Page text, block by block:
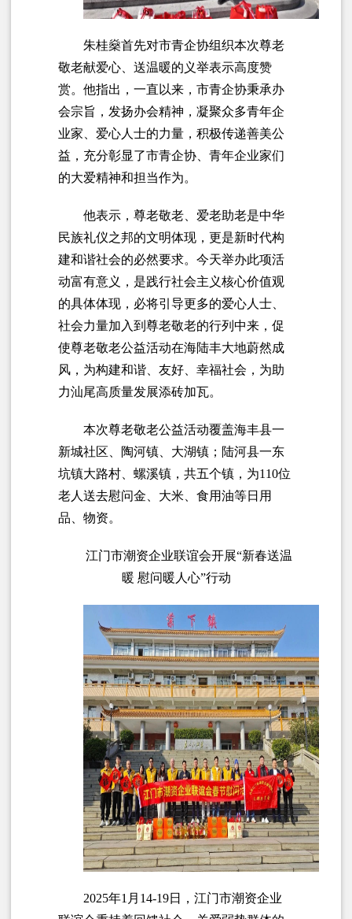
朱桂燊首先对市青企协组织本次尊老
敬老献爱心、送温暖的义举表示高度赞
赏。他指出，一直以来，市青企协秉承办
会宗旨，发扬办会精神，凝聚众多青年企
业家、爱心人士的力量，积极传递善美公
益，充分彰显了市青企协、青年企业家们
的大爱精神和担当作为。
他表示，尊老敬老、爱老助老是中华
民族礼仪之邦的文明体现，更是新时代构
建和谐社会的必然要求。今天举办此项活
动富有意义，是践行社会主义核心价值观
的具体体现，必将引导更多的爱心人士、
社会力量加入到尊老敬老的行列中来，促
使尊老敬老公益活动在海陆丰大地蔚然成
风，为构建和谐、友好、幸福社会，为助
力汕尾高质量发展添砖加瓦。
本次尊老敬老公益活动覆盖海丰县一
新城社区、陶河镇、大湖镇；陆河县一东
坑镇大路村、螺溪镇，共五个镇，为110位
老人送去慰问金、大米、食用油等日用
品、物资。
江门市潮资企业联谊会开展“新春送温
暖 慰问暖人心”行动
2025年1月14-19日，江门市潮资企业